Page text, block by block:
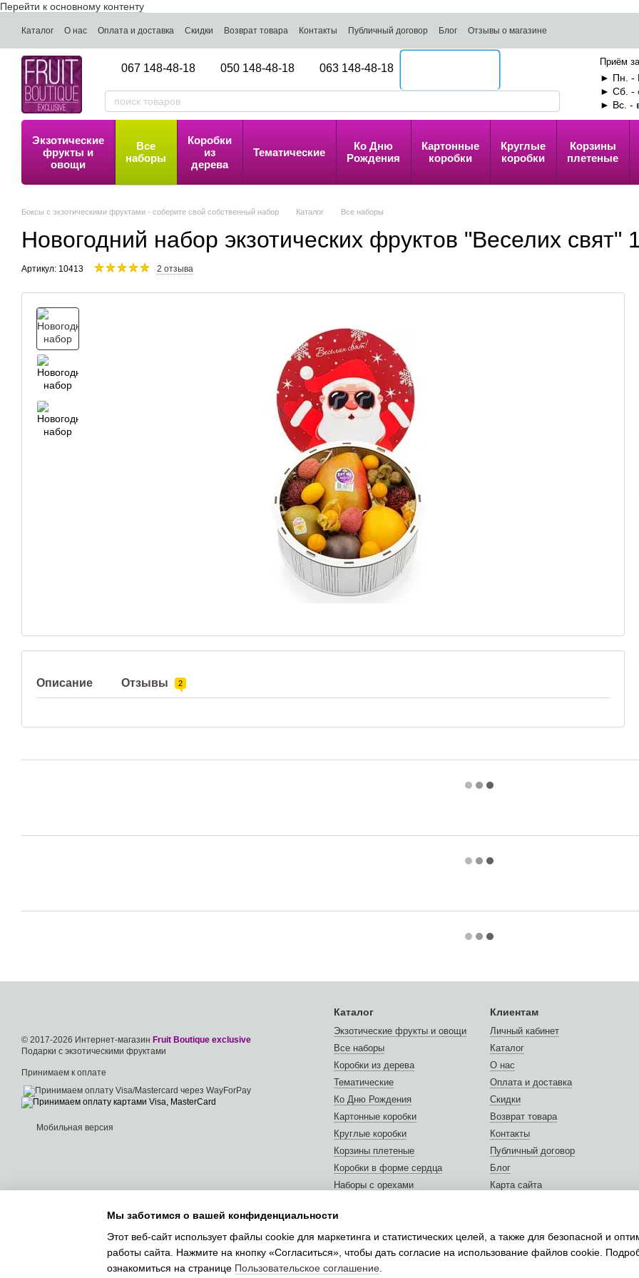
Перейти к основному контенту
Каталог О нас Оплата и доставка Скидки Возврат товара Контакты Публичный договор Блог Отзывы о магазине
067 148-48-18 050 148-48-18 063 148-48-18
Приём
► Пн. -
► Сб. -
► Вс. -
Экзотические
фрукты и
овощи
Все
наборы
Коробки
из
дерева
Тематические
Ко Дню
Рождения
Картонные
коробки
Круглые
коробки
Корзины
плетеные
Боксы с экзотическими фруктами - соберите свой собственный набор Каталог Все наборы
Новогодний набор экзотических фруктов "Веселих свят"
Артикул: 10413 2 отзыва
Описание Отзывы 2
© 2017-2026 Интернет-магазин Fruit Boutique exclusive
Подарки с экзотическими фруктами
Принимаем к оплате
Мобильная версия
Каталог
Экзотические фрукты и овощи
Все наборы
Коробки из дерева
Тематические
Ко Дню Рождения
Картонные коробки
Круглые коробки
Корзины плетеные
Коробки в форме сердца
Наборы с орехами
Открытки и сертификаты
Упаковка подарков
Клиентам
Личный кабинет
Каталог
О нас
Оплата и доставка
Скидки
Возврат товара
Контакты
Публичный договор
Блог
Карта сайта
Мы в соцсетях
Мы заботимся о вашей конфиденциальности
Этот веб-сайт использует файлы cookie для маркетинга и статистических целей, а также для безопасной и
работы сайта. Нажмите на кнопку «Согласиться», чтобы дать согласие на использование файлов cookie.
ознакомиться на странице Пользовательское соглашение